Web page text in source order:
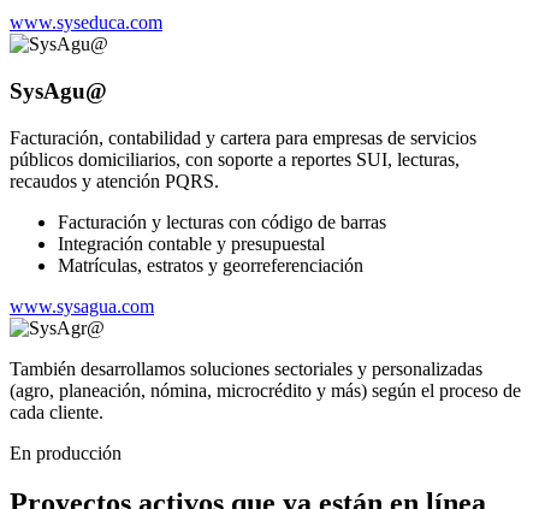
www.syseduca.com
SysAgu@
Facturación, contabilidad y cartera para empresas de servicios
públicos domiciliarios, con soporte a reportes SUI, lecturas,
recaudos y atención PQRS.
Facturación y lecturas con código de barras
Integración contable y presupuestal
Matrículas, estratos y georreferenciación
www.sysagua.com
También desarrollamos soluciones sectoriales y personalizadas
(agro, planeación, nómina, microcrédito y más) según el proceso de
cada cliente.
En producción